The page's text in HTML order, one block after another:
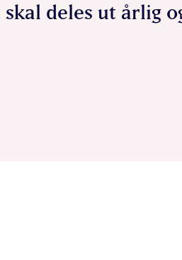
skal deles ut årlig